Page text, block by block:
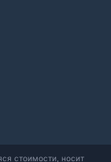
стоимости, носит